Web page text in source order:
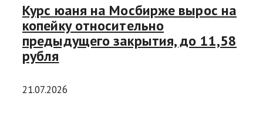
Курс юаня на Мосбирже вырос на
копейку относительно
предыдущего закрытия, до 11,58
рубля
21.07.2026